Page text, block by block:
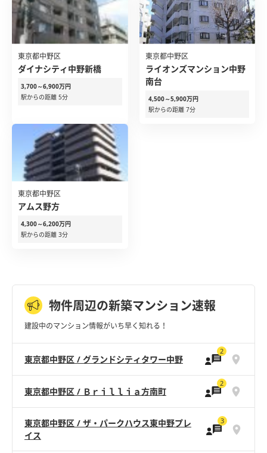
東京都中野区
ダイナシティ中野新橋
3,700～6,900万円
駅からの距離 5分
東京都中野区
ライオンズマンション中野
南台
4,500～5,900万円
駅からの距離 7分
東京都中野区
アムス野方
4,300～6,200万円
駅からの距離 3分
物件周辺の新築マンション速報
建設中のマンション情報がいち早く知れる！
東京都中野区 / グランドシティタワー中野
2
東京都中野区 / Ｂｒｉｌｌｉａ方南町
2
東京都中野区 / ザ・パークハウス東中野プレ
イス
3